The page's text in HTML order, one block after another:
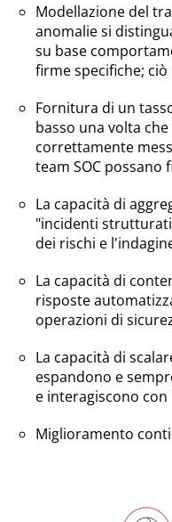
Modellazione del
anomalie si
su base
firme specifiche;
Fornitura di un
basso una volta
correttamente
team SOC
La capacità di
"incidenti
dei rischi e
La capacità di
risposte
operazioni di
La capacità di
espandono e
e interagiscono con
Miglioramento